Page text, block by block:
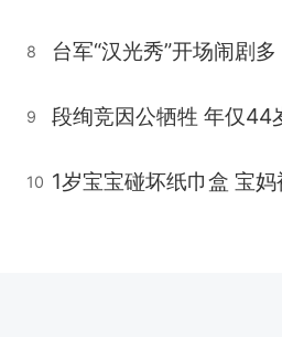
8 台军“汉光秀”开场闹剧多
9 段绚竞因公牺牲 年仅44
10